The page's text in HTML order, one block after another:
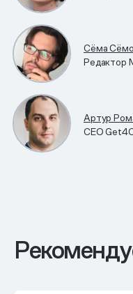
Сёма
Редактор
Артур
CEO